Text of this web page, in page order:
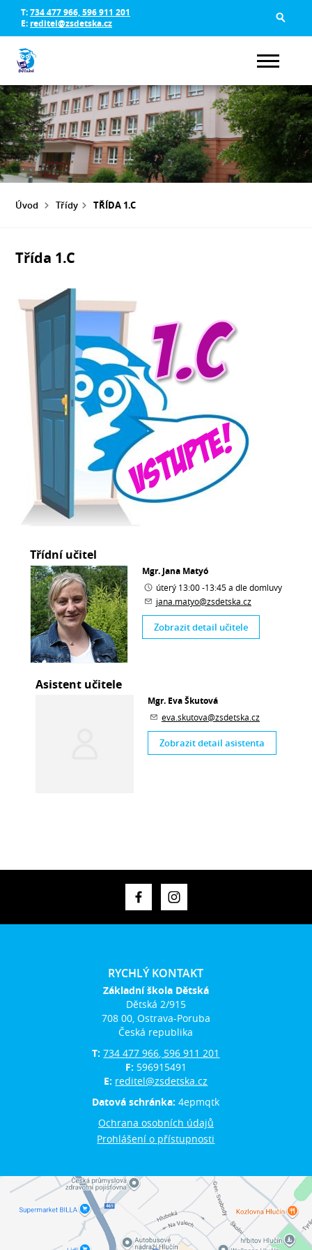
T:734 477 966, 596 911 201
E: reditel@zsdetska.cz
Úvod Třídy TŘÍDA 1.C
Třída 1.C
Třídní učitel
Mgr. Jana Matyó
úterý 13:00 -13:45 a dle domluvy
jana.matyo@zsdetska.cz
Zobrazit detail učitele
Asistent učitele
Mgr. Eva Škutová
eva.skutova@zsdetska.cz
Zobrazit detail asistenta
RYCHLÝ KONTAKT
Základní škola Dětská
Dětská 2/915
708 00, Ostrava-Poruba
Česká republika
T:734 477 966, 596 911 201
F: 596915491
E: reditel@zsdetska.cz
Datová schránka:4epmqtk
Ochrana osobních údajů
Prohlášení o přístupnosti